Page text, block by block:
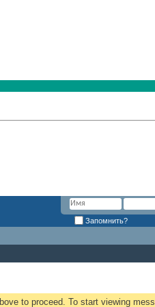
Запомнить?
to proceed. To start viewing